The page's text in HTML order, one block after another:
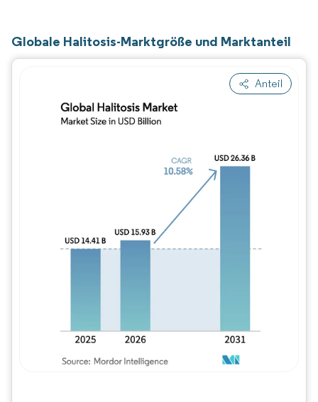
Globale Halitosis-Marktgröße und Marktanteil
Anteil
Bild © Mordor Intelligence.